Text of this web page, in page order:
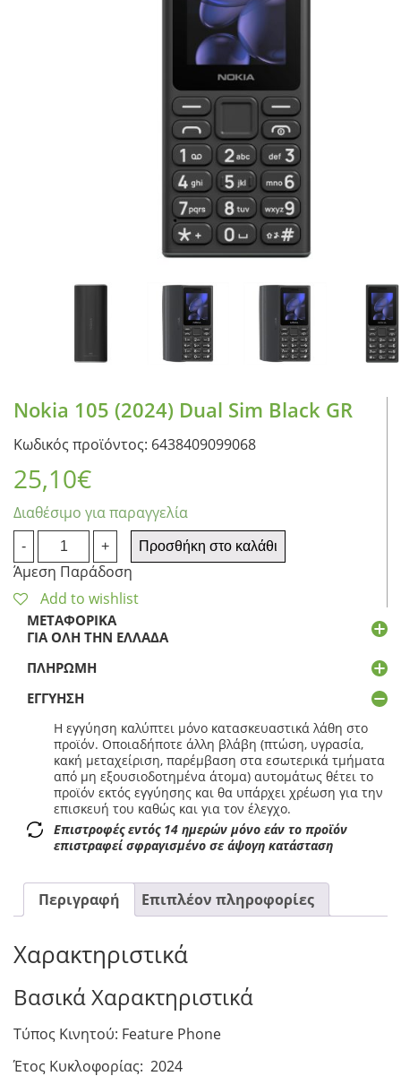
Nokia 105 (2024) Dual Sim Black GR
Κωδικός προϊόντος: 6438409099068
25,10€
Διαθέσιμο για παραγγελία
-
Nokia
(2024)
Dual
Sim
Black
GR
ποσότητα
+ Προσθήκη στο καλάθι
Άμεση Παράδοση
Add to wishlist
ΜΕΤΑΦΟΡΙΚΆ
ΓΙΑ ΌΛΗ ΤΗΝ ΕΛΛΆΔΑ
ΠΛΗΡΩΜΉ
ΕΓΓΎΗΣΗ
Η εγγύηση καλύπτει μόνο κατασκευαστικά λάθη στο
προϊόν. Οποιαδήποτε άλλη βλάβη (πτώση, υγρασία,
κακή μεταχείριση, παρέμβαση στα εσωτερικά τμήματα
από μη εξουσιοδοτημένα άτομα) αυτομάτως θέτει το
προϊόν εκτός εγγύησης και θα υπάρχει χρέωση για την
επισκευή του καθώς και για τον έλεγχο.
Επιστροφές εντός 14 ημερών μόνο εάν το προϊόν
επιστραφεί σφραγισμένο σε άψογη κατάσταση
Περιγραφή Επιπλέον πληροφορίες
Χαρακτηριστικά
Βασικά Χαρακτηριστικά
Τύπος Κινητού: Feature Phone
Έτος Κυκλοφορίας: 2024